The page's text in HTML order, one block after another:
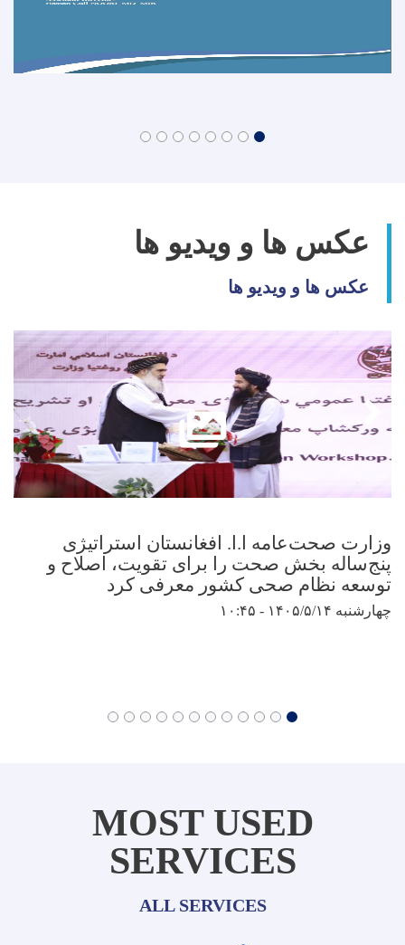
عکس ها و ویدیو ها
عکس ها و ویدیو ها
وزارت صحت‌عامه ا.ا. افغانستان استراتیژی
پنج‌ساله بخش صحت را برای تقویت، اصلاح و
توسعه نظام صحی کشور معرفی کرد
چهارشنبه ۱۴۰۵/۵/۱۴ - ۱۰:۴۵
MOST USED
SERVICES
ALL SERVICES